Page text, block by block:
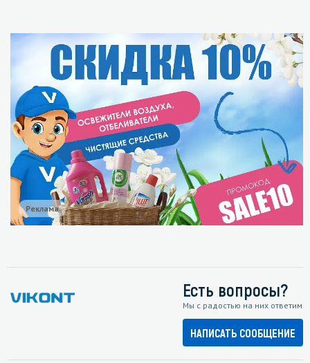
Реклама
Есть вопросы?
Мы с радостью на них ответим
НАПИСАТЬ СООБЩЕНИЕ